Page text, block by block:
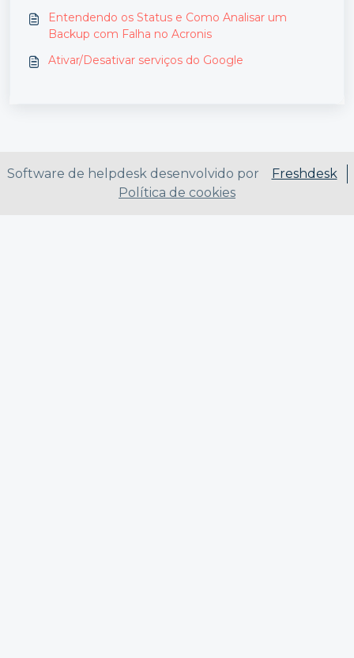
Entendendo os Status e Como Analisar um
Backup com Falha no Acronis
Ativar/Desativar serviços do Google
Software de helpdesk desenvolvido por
Freshdesk
Política de cookies